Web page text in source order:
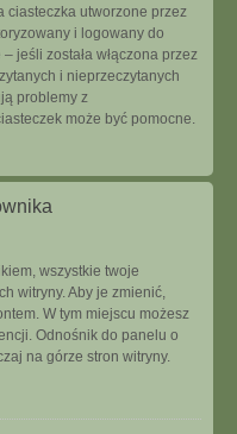
ciasteczka utworzone przez
i logowany do
jeśli została włączona przez
i nieprzeczytanych
problemy z
może być pomocne.
wszystkie twoje
witryny. Aby je zmienić,
W tym miejscu możesz
Odnośnik do panelu o
na górze stron witryny.